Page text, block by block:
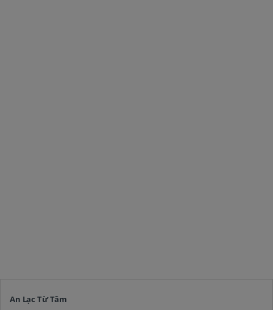
An Lạc Từ Tâm